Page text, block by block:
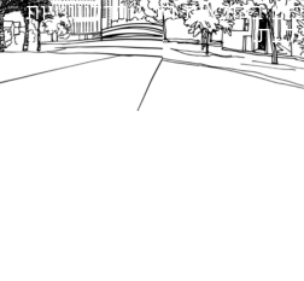
בהוראות הדין הרלוונטיות
לעת.